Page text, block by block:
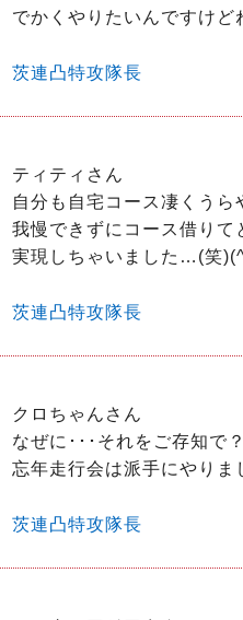
でかくやりたいんですけ
茨連凸特攻隊長
ティティさん
自分も自宅コース凄くうら
我慢できずにコース借りて
実現しちゃいました…(笑
茨連凸特攻隊長
クロちゃんさん
なぜに･･･それをご存知で
忘年走行会は派手にやり
茨連凸特攻隊長